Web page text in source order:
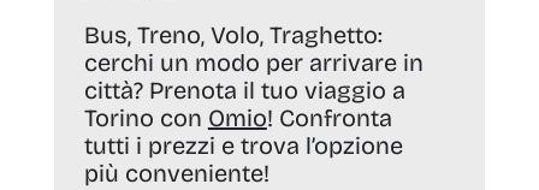
Bus, Treno, Volo, Traghetto:
cerchi un modo per arrivare in
città? Prenota il tuo viaggio a
Torino con Omio! Confronta
tutti i prezzi e trova l’opzione
più conveniente!